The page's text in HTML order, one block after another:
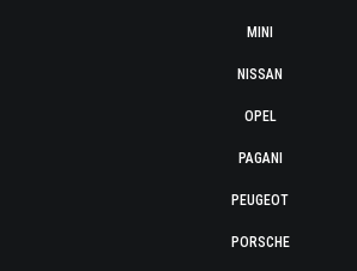
MINI
NISSAN
OPEL
PAGANI
PEUGEOT
PORSCHE